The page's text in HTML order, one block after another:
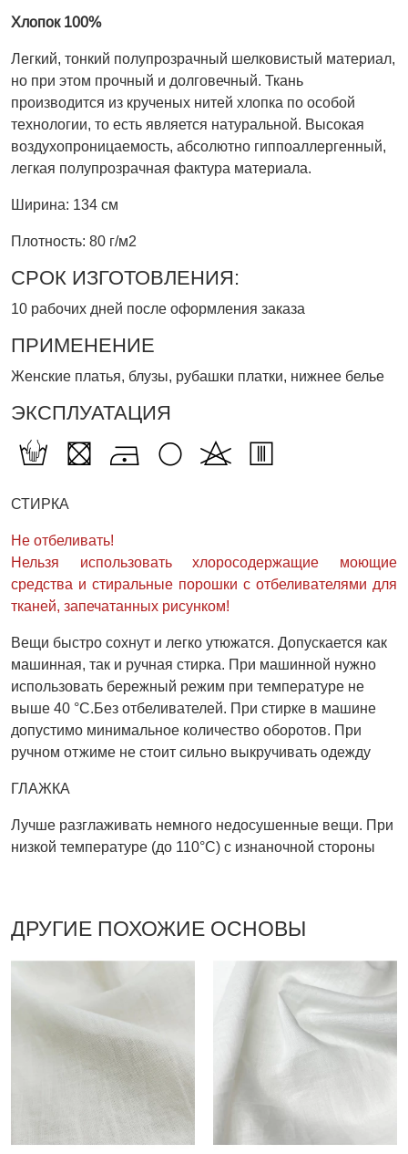
Хлопок 100%
Легкий, тонкий полупрозрачный шелковистый материал,
но при этом прочный и долговечный. Ткань
производится из крученых нитей хлопка по особой
технологии, то есть является натуральной. Высокая
воздухопроницаемость, абсолютно гиппоаллергенный,
легкая полупрозрачная фактура материала.
Ширина: 134 см
Плотность: 80 г/м2
СРОК ИЗГОТОВЛЕНИЯ:
10 рабочих дней после оформления заказа
ПРИМЕНЕНИЕ
Женские платья, блузы, рубашки платки, нижнее белье
ЭКСПЛУАТАЦИЯ
СТИРКА
Не отбеливать!
Нельзя использовать хлоросодержащие моющие
средства и стиральные порошки с отбеливателями для
тканей, запечатанных рисунком!
Вещи быстро сохнут и легко утюжатся. Допускается как
машинная, так и ручная стирка. При машинной нужно
использовать бережный режим при температуре не
выше 40 °С.Без отбеливателей. При стирке в машине
допустимо минимальное количество оборотов. При
ручном отжиме не стоит сильно выкручивать одежду
ГЛАЖКА
Лучше разглаживать немного недосушенные вещи. При
низкой температуре (до 110°С) с изнаночной стороны
ДРУГИЕ ПОХОЖИЕ ОСНОВЫ